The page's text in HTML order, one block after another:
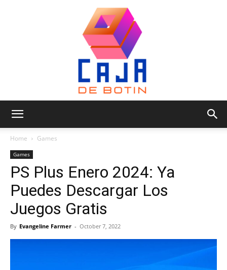
de
Home Games
Games
PS Plus Enero 2024: Ya
Puedes Descargar Los
Juegos Gratis
By Evangeline Farmer - October 7, 2022